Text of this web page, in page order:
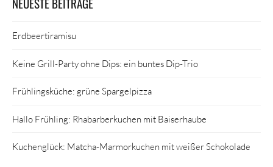
Erdbeertiramisu
Keine Grill-Party ohne Dips: ein buntes Dip-Trio
Frühlingsküche: grüne Spargelpizza
Hallo Frühling: Rhabarberkuchen mit Baiserhaube
Kuchenglück: Matcha-Marmorkuchen mit weißer Schokolade